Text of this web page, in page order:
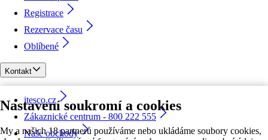
Nastavení soukromí a cookies
My a našich 18 partnerů používáme nebo ukládáme soubory cookies,
Registrace
Rezervace času
Oblíbené
Kontakt
itesco.cz
Zákaznické centrum - 800 222 555
Naše obchody